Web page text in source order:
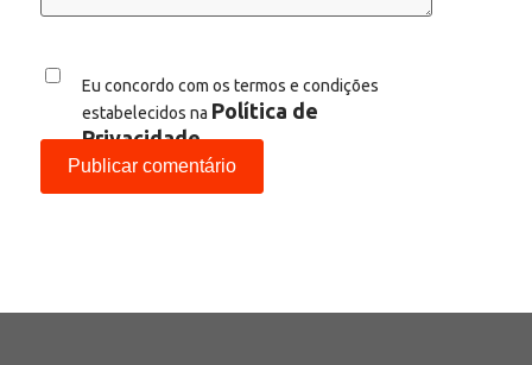
Eu concordo com os termos e condições
estabelecidos na Política de
Privacidade